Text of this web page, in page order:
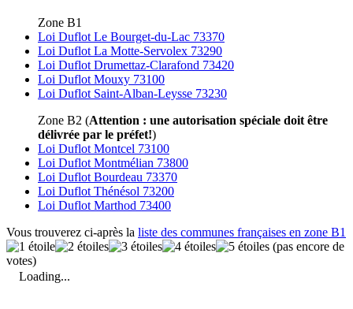
Zone B1
Loi Duflot Le Bourget-du-Lac 73370
Loi Duflot La Motte-Servolex 73290
Loi Duflot Drumettaz-Clarafond 73420
Loi Duflot Mouxy 73100
Loi Duflot Saint-Alban-Leysse 73230
Zone B2 (Attention : une autorisation spéciale doit être
délivrée par le préfet!)
Loi Duflot Montcel 73100
Loi Duflot Montmélian 73800
Loi Duflot Bourdeau 73370
Loi Duflot Thénésol 73200
Loi Duflot Marthod 73400
Vous trouverez ci-après la liste des communes françaises en zone B1
(pas encore de
votes)
Loading...